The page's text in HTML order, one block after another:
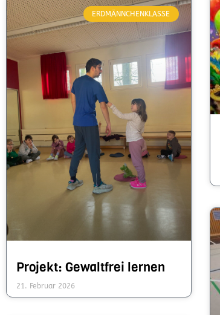
ERDMÄNNCHENKLASSE
Projekt: Gewaltfrei lernen
21. Februar 2026